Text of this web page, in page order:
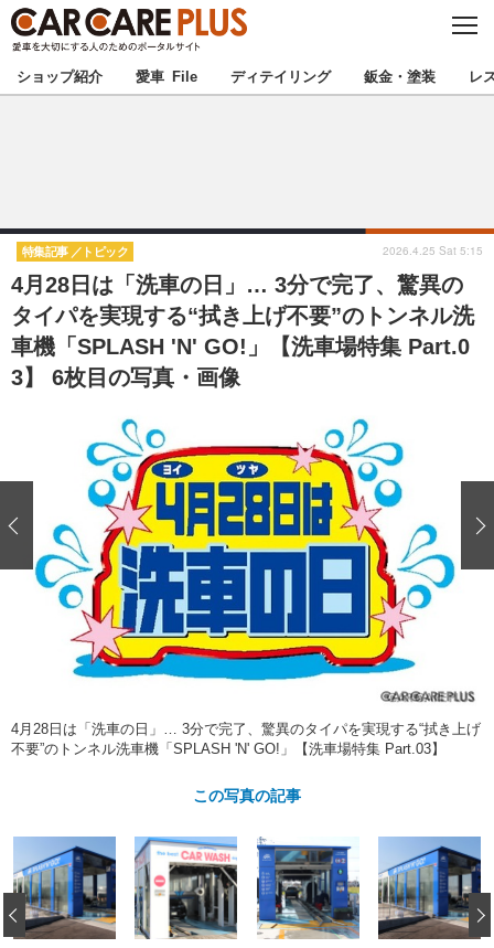
C
S
E
★カーケアプラス認定★ 厳選プロショップを地域から探す
甲信越 北陸
東海 関西
中国 四国
注目の記事
ショップレポート 愛車 File
自動車豆知識 ストップ！不具合修理＆粗悪修理
鈑金・塗装
ディテイリング
ディテイリング 洗車
ヘッドライト磨き コーティング
フィルム・ラッピング
鈑金・塗装
小キズ直し 防錆
特集記事
ストップ 不具合修理＆粗悪修理
カーメーカー「旧車」関連プロジェ
クト
ショップ紹介
カーメーカー「旧車」関連プロジ
ェクト
コラム
イベント
ショップ紹介 愛車 File ディテイリング 鈑金・塗装 レ
4月28日は「洗車の日」… 3分で完了、驚異の
タイパを実現する“拭き上げ不要”のトンネル洗
車機「SPLASH 'N' GO!」【洗車場特集 Part.0
3】 6枚目の写真・画像
特集記事 トピック 2026.4.25 Sat 5:15
4月28日は「洗車の日」… 3分で完了、驚異のタイパを実現する“拭き上げ
不要”のトンネル洗車機「SPLASH 'N' GO!」【洗車場特集 Part.03】
この写真の記事
‹